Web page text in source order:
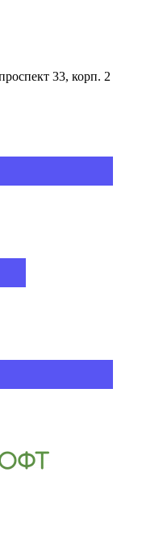
33, корп. 2